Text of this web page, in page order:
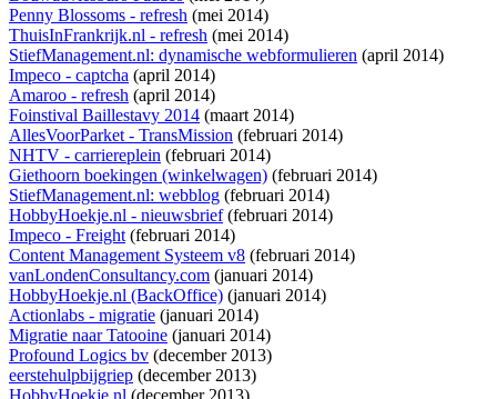
Penny Blossoms - refresh (mei 2014)
ThuisInFrankrijk.nl - refresh (mei 2014)
StiefManagement.nl: dynamische webformulieren (april 2014)
Impeco - captcha (april 2014)
Amaroo - refresh (april 2014)
Foinstival Baillestavy 2014 (maart 2014)
AllesVoorParket - TransMission (februari 2014)
NHTV - carriereplein (februari 2014)
Giethoorn boekingen (winkelwagen) (februari 2014)
StiefManagement.nl: webblog (februari 2014)
HobbyHoekje.nl - nieuwsbrief(februari 2014)
Impeco - Freight(februari 2014)
Content Management Systeem v8 (februari 2014)
vanLondenConsultancy.com (januari 2014)
HobbyHoekje.nl (BackOffice) (januari 2014)
Actionlabs - migratie (januari 2014)
Migratie naar Tatooine (januari 2014)
Profound Logics bv (december 2013)
eerstehulpbijgriep (december 2013)